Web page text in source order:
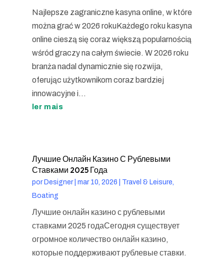
Najlepsze zagraniczne kasyna online, w które
można grać w 2026 rokuKażdego roku kasyna
online cieszą się coraz większą popularnością
wśród graczy na całym świecie. W 2026 roku
branża nadal dynamicznie się rozwija,
oferując użytkownikom coraz bardziej
innowacyjne i...
ler mais
Лучшие Онлайн Казино С Рублевыми
Ставками 2025 Года
por Designer| mar 10, 2026
Travel & Leisure,
Boating
Лучшие онлайн казино с рублевыми
ставками 2025 годаСегодня существует
огромное количество онлайн казино,
которые поддерживают рублевые ставки.